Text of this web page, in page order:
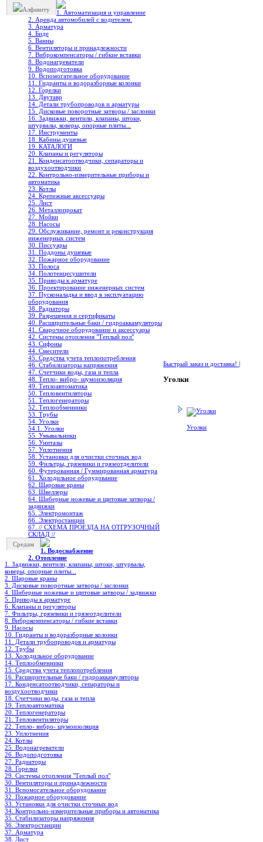
Алфавиту
1. Автоматизация и управление
2. Аренда автомобилей с водителем.
3. Арматура
4. Биде
5. Ванны
6. Вентиляторы и принадлежности
7. Виброкомпенсаторы / гибкие вставки
8. Водонагреватели
9. Водоподготовка
10. Вспомогательное оборудование
11. Гидранты и водоразборные колонки
12. Горелки
13. Двутавр
14. Детали трубопроводов и арматуры
15. Дисковые поворотные затворы / заслонки
16. Задвижки, вентили, клапаны, штоки,
штурвалы, коверы, опорные плиты...
17. Инструменты
18. Кабины душевые
19. КАТАЛОГИ
20. Клапаны и регуляторы
21. Конденсатоотводчики, сепараторы и
воздухоотводчики
22. Контрольно-измерительные приборы и
автоматика
23. Котлы
24. Крепежные аксессуары
25. Лист
26. Металлопрокат
27. Мойки
28. Насосы
29. Обслуживание, ремонт и реконструкция
инженерных систем
30. Писсуары
31. Поддоны душевые
32. Пожарное оборудование
33. Полоса
34. Полотенцесушители
35. Приводы к арматуре
36. Проектирование инженерных систем
37. Пусконаладка и ввод в эксплуатацию
оборудования
38. Радиаторы
39. Разрешения и сертификаты
40. Расширительные баки / гидроаккамуляторы
41. Сварочное оборудование и аксессуары
42. Системы отопления "Теплый пол"
43. Сифоны
44. Смесители
45. Средства учета теплопотребления
46. Стабилизаторы напряжения
47. Счетчики воды, газа и тепла
48. Тепло- вибро- шумоизоляция
49. Теплоавтоматика
50. Тепловентиляторы
51. Теплогенераторы
52. Теплообменники
53. Трубы
54. Уголки
54.1. Уголки
55. Умывальники
56. Унитазы
57. Уплотнения
58. Установки для очистки сточных вод
59. Фильтры, грязевики и грязеотделители
60. Футерованная / Гуммированная арматура
61. Холодильное oборудование
62. Шаровые краны
63. Швеллеры
64. Шиберные ножевые и щитовые затворы /
задвижки
65. Электромонтаж
66. Электростанции
67. // СХЕМА ПРОЕЗДА НА ОТГРУЗОЧНЫЙ
СКЛАД //
Средам
1. Водоснабжение
2. Отопление
1. Задвижки, вентили, клапаны, штоки, штурвалы,
коверы, опорные плиты...
2. Шаровые краны
3. Дисковые поворотные затворы / заслонки
4. Шиберные ножевые и щитовые затворы / задвижки
5. Приводы к арматуре
6. Клапаны и регуляторы
7. Фильтры, грязевики и грязеотделители
8. Виброкомпенсаторы / гибкие вставки
9. Насосы
10. Гидранты и водоразборные колонки
11. Детали трубопроводов и арматуры
12. Трубы
13. Холодильное oборудование
14. Теплообменники
15. Средства учета теплопотребления
16. Расширительные баки / гидроаккамуляторы
17. Конденсатоотводчики, сепараторы и
воздухоотводчики
18. Счетчики воды, газа и тепла
19. Теплоавтоматика
20. Теплогенераторы
21. Тепловентиляторы
22. Тепло- вибро- шумоизоляция
23. Уплотнения
24. Котлы
25. Водонагреватели
26. Водоподготовка
27. Радиаторы
28. Горелки
29. Системы отопления "Теплый пол"
30. Вентиляторы и принадлежности
31. Вспомогательное оборудование
32. Пожарное оборудование
33. Установки для очистки сточных вод
34. Контрольно-измерительные приборы и автоматика
35. Стабилизаторы напряжения
36. Электростанции
37. Арматура
38. Лист
Быстрый заказ и доставка! |
Уголки
Уголки